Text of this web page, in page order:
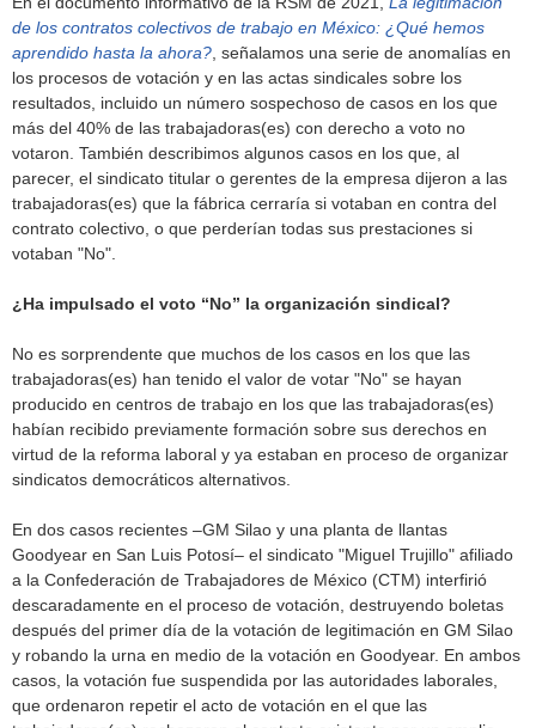
de los contratos colectivos de trabajo en México: ¿Qué hemos
aprendido hasta la ahora?, señalamos una serie de anomalías en
los procesos de votación y en las actas sindicales sobre los
resultados, incluido un número sospechoso de casos en los que
más del 40% de las trabajadoras(es) con derecho a voto no
votaron. También describimos algunos casos en los que, al
parecer, el sindicato titular o gerentes de la empresa dijeron a las
trabajadoras(es) que la fábrica cerraría si votaban en contra del
contrato colectivo, o que perderían todas sus prestaciones si
votaban "No".
¿Ha impulsado el voto “No” la organización sindical?
No es sorprendente que muchos de los casos en los que las
trabajadoras(es) han tenido el valor de votar "No" se hayan
producido en centros de trabajo en los que las trabajadoras(es)
habían recibido previamente formación sobre sus derechos en
virtud de la reforma laboral y ya estaban en proceso de organizar
sindicatos democráticos alternativos.
En dos casos recientes –GM Silao y una planta de llantas
Goodyear en San Luis Potosí– el sindicato "Miguel Trujillo" afiliado
a la Confederación de Trabajadores de México (CTM) interfirió
descaradamente en el proceso de votación, destruyendo boletas
después del primer día de la votación de legitimación en GM Silao
y robando la urna en medio de la votación en Goodyear. En ambos
casos, la votación fue suspendida por las autoridades laborales,
que ordenaron repetir el acto de votación en el que las